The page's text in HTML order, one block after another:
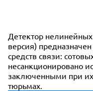
Детектор
версия)
средств связи:
несанкционировано
заключенными при
тюрьмах.